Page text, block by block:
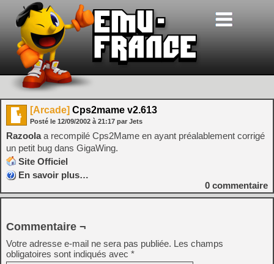
[Arcade] Cps2mame v2.613
Posté le 12/09/2002 à 21:17 par Jets
Razoolaa recompilé Cps2Mame en ayant préalablement corrigé
un petit bug dans GigaWing.
Site Officiel
En savoir plus…
0 commentaire
Commentaire ¬
Votre adresse e-mail ne sera pas publiée. Les champs
obligatoires sont indiqués avec *